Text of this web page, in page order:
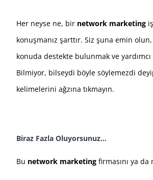
Her neyse ne, bir network marketing
konuşmanız şarttır. Siz şuna emin
konuda destekte bulunmak ve
Bilmiyor, bilseydi böyle söylemezdi
kelimelerini ağzına tıkmayın.
Biraz Fazla Oluyorsunuz…
Bu network marketing firmasını ya